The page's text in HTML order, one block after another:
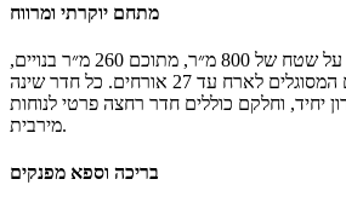
מתחם יוקרתי ומרווח
וילה לה כינרה מתפרסת על שטח של 800 מ״ר, מתוכם 260 מ״ר בנויים,
עם 7 חדרי שינה מרווחים המסוגלים לארח עד 27 אורחים. כל חדר שינה
יחיד, וחלקם כוללים חדר רחצה פרטי לנוחות
מירבית.
בריכה וספא מפנקים